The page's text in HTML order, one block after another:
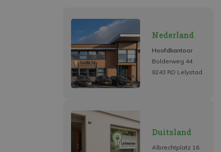
Nederland
Hoofdkantoor
Bolderweg 44
8243 RD Lelystad
Duitsland
Albrechtplatz 16